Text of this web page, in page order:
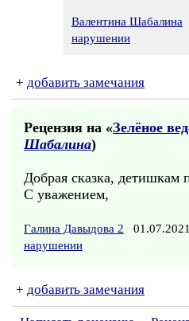
Валентина Шабалина
нарушении
+ добавить замечания
Рецензия на «Зелёное
Шабалина)
Добрая сказка, детишкам
С уважением,
Галина Давыдова 2
нарушении
+ добавить замечания